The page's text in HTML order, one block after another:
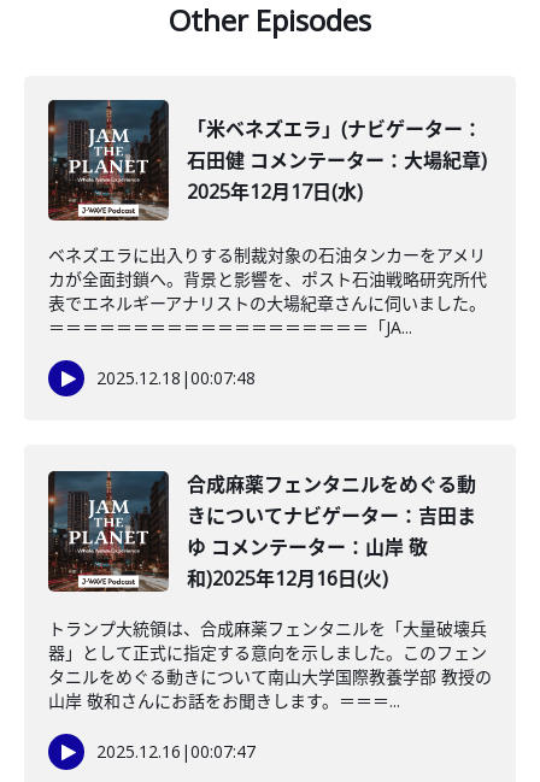
Other Episodes
「米ベネズエラ」(ナビゲーター：
石田健 コメンテーター：大場紀章)
2025年12月17日(水)
ベネズエラに出入りする制裁対象の石油タンカーをアメリ
カが全面封鎖へ。背景と影響を、ポスト石油戦略研究所代
表でエネルギーアナリストの大場紀章さんに伺いました。
＝＝＝＝＝＝＝＝＝＝＝＝＝＝＝＝＝＝＝「JA...
2025.12.18 |00:07:48
合成麻薬フェンタニルをめぐる動
きについてナビゲーター：吉田ま
ゆ コメンテーター：山岸 敬
和)2025年12月16日(火)
トランプ大統領は、合成麻薬フェンタニルを「大量破壊兵
器」として正式に指定する意向を示しました。このフェン
タニルをめぐる動きについて南山大学国際教養学部 教授の
山岸 敬和さんにお話をお聞きします。＝＝＝...
2025.12.16 |00:07:47